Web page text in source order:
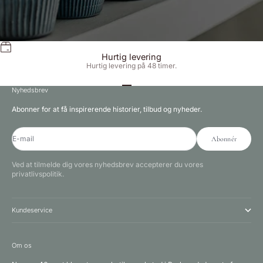
Hurtig levering
Hurtig levering på 48 timer.
Nyhedsbrev
Abonner for at få inspirerende historier, tilbud og nyheder.
E-mail Abonnér
Ved at tilmelde dig vores nyhedsbrev accepterer du vores
privatlivspolitik.
Kundeservice
Om os